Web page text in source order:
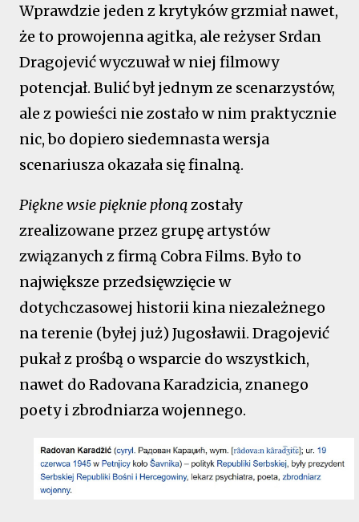
Wprawdzie jeden z krytyków grzmiał nawet,
że to prowojenna agitka, ale reżyser Srdan
Dragojević wyczuwał w niej filmowy
potencjał. Bulić był jednym ze scenarzystów,
ale z powieści nie zostało w nim praktycznie
nic, bo dopiero siedemnasta wersja
scenariusza okazała się finalną.
Piękne wsie pięknie płonązostały
zrealizowane przez grupę artystów
związanych z firmą Cobra Films. Było to
największe przedsięwzięcie w
dotychczasowej historii kina niezależnego
na terenie (byłej już) Jugosławii. Dragojević
pukał z prośbą o wsparcie do wszystkich,
nawet do Radovana Karadzicia, znanego
poety i zbrodniarza wojennego.